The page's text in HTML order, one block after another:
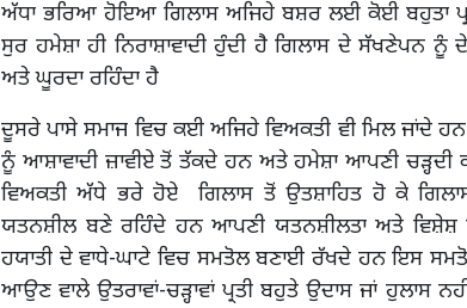
ਅੱਧਾ ਭਰਿਆ ਹੋਇਆ ਗਿਲਾਸ ਅਜਿਹੇ ਬਸ਼ਰ ਲਈ ਕੋਈ ਬਹੁਤਾ
ਸੁਰ ਹਮੇਸ਼ਾ ਹੀ ਨਿਰਾਸ਼ਾਵਾਦੀ ਹੁੰਦੀ ਹੈ ਗਿਲਾਸ ਦੇ ਸੱਖਣੇਪਨ ਨੂੰ
ਅਤੇ ਘੂਰਦਾ ਰਹਿੰਦਾ ਹੈ
ਦੂਸਰੇ ਪਾਸੇ ਸਮਾਜ ਵਿਚ ਕਈ ਅਜਿਹੇ ਵਿਅਕਤੀ ਵੀ ਮਿਲ ਜਾਂਦੇ
ਨੂੰ ਆਸ਼ਾਵਾਦੀ ਜ਼ਾਵੀਏ ਤੋਂ ਤੱਕਦੇ ਹਨ ਅਤੇ ਹਮੇਸ਼ਾ ਆਪਣੀ
ਵਿਅਕਤੀ ਅੱਧੇ ਭਰੇ ਹੋਏ ਗਿਲਾਸ ਤੋਂ ਉਤਸ਼ਾਹਿਤ ਹੋ ਕੇ
ਯਤਨਸ਼ੀਲ ਬਣੇ ਰਹਿੰਦੇ ਹਨ ਆਪਣੀ ਯਤਨਸ਼ੀਲਤਾ ਅਤੇ
ਹਯਾਤੀ ਦੇ ਵਾਧੇ-ਘਾਟੇ ਵਿਚ ਸਮਤੋਲ ਬਣਾਈ ਰੱਖਦੇ ਹਨ ਇਸ
ਆਉਣ ਵਾਲੇ ਉਤਰਾਵਾਂ-ਚੜ੍ਹਾਵਾਂ ਪ੍ਰਤੀ ਬਹੁਤੇ ਉਦਾਸ ਜਾਂ ਹੁਲਾਸ